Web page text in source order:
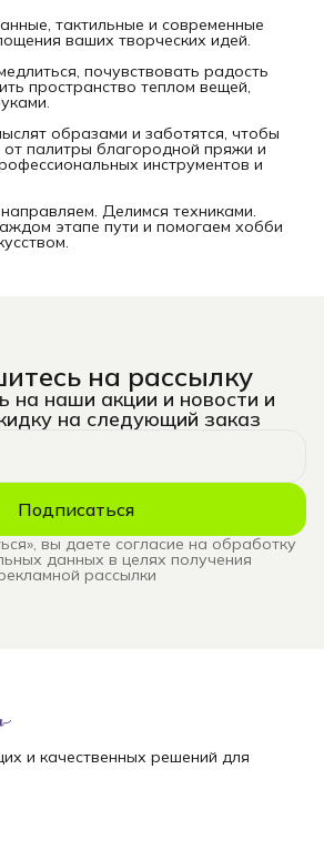
тактильные и современные
ваших творческих идей.
почувствовать радость
пространство теплом вещей,
образами и заботятся, чтобы
палитры благородной пряжи и
инструментов и
Делимся техниками.
этапе пути и помогаем хобби
на рассылку
на наши акции и новости и
на следующий заказ
Подписаться
вы даете согласие на обработку
данных в целях получения
рассылки
и качественных решений для